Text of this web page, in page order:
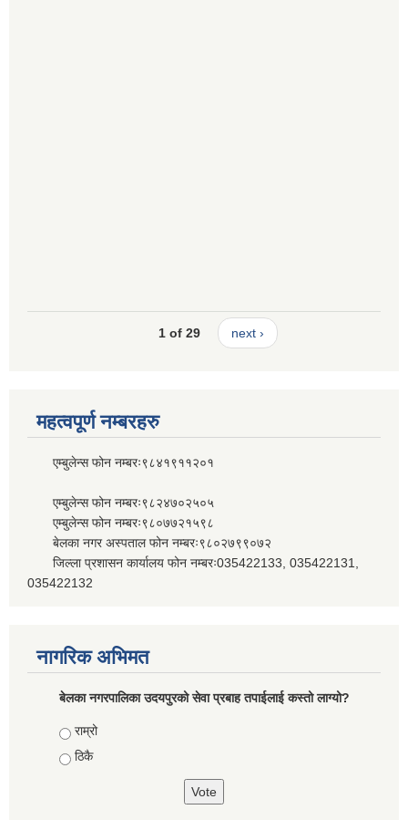
1 of 29 next ›
महत्वपूर्ण नम्बरहरु
एम्बुलेन्स फोन नम्बरः९८४१९११२०१
एम्बुलेन्स फोन नम्बरः९८२४७०२५०५
एम्बुलेन्स फोन नम्बरः९८०७७२१५९८
बेलका नगर अस्पताल फोन नम्बरः९८०२७९९०७२
जिल्ला प्रशासन कार्यालय फोन नम्बरः035422133, 035422131,
035422132
नागरिक अभिमत
बेलका नगरपालिका उदयपुरको सेवा प्रबाह तपाईलाई कस्तो लाग्यो?
Choices
राम्रो
ठिकै